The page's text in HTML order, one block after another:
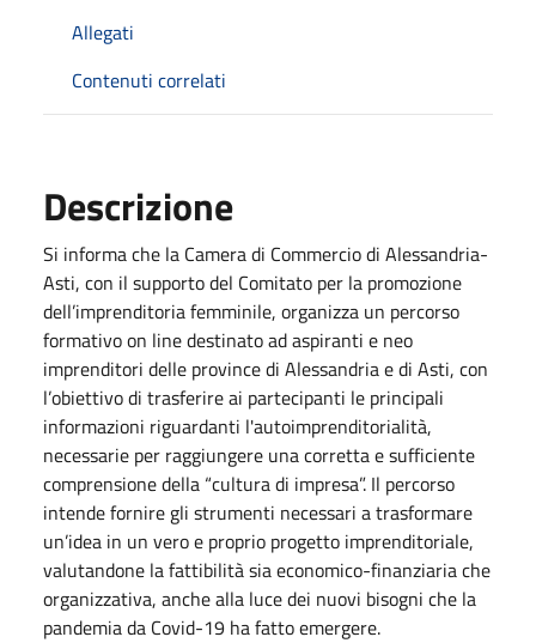
Allegati
Contenuti correlati
Descrizione
Si informa che la Camera di Commercio di Alessandria-
Asti, con il supporto del Comitato per la promozione
dell’imprenditoria femminile, organizza un percorso
formativo on line destinato ad aspiranti e neo
imprenditori delle province di Alessandria e di Asti, con
l’obiettivo di trasferire ai partecipanti le principali
informazioni riguardanti l'autoimprenditorialità,
necessarie per raggiungere una corretta e sufficiente
comprensione della “cultura di impresa”. Il percorso
intende fornire gli strumenti necessari a trasformare
un’idea in un vero e proprio progetto imprenditoriale,
valutandone la fattibilità sia economico-finanziaria che
organizzativa, anche alla luce dei nuovi bisogni che la
pandemia da Covid-19 ha fatto emergere.